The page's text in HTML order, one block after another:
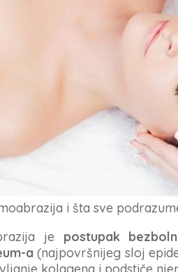
i šta sve
je postupak
a (najpovršnijeg sloj